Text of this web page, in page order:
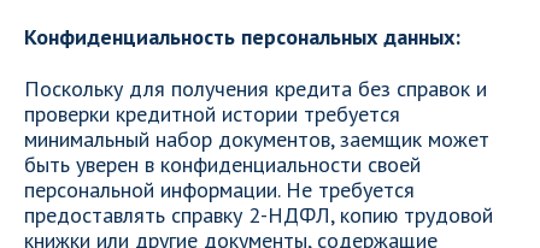
Конфиденциальность персональных данных:
Поскольку для получения кредита без справок и
проверки кредитной истории требуется
минимальный набор документов, заемщик может
быть уверен в конфиденциальности своей
персональной информации. Не требуется
предоставлять справку 2-НДФЛ, копию трудовой
книжки или другие документы, содержащие